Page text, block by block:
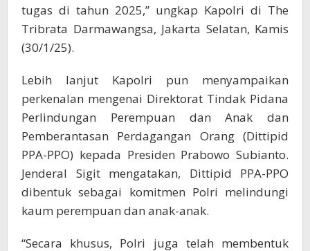
tugas di tahun 2025,” ungkap Kapolri di The
Tribrata Darmawangsa, Jakarta Selatan, Kamis
(30/1/25).
Lebih lanjut Kapolri pun menyampaikan
perkenalan mengenai Direktorat Tindak Pidana
Perlindungan Perempuan dan Anak dan
Pemberantasan Perdagangan Orang (Dittipid
PPA-PPO) kepada Presiden Prabowo Subianto.
Jenderal Sigit mengatakan, Dittipid PPA-PPO
dibentuk sebagai komitmen Polri melindungi
kaum perempuan dan anak-anak.
“Secara khusus, Polri juga telah membentuk